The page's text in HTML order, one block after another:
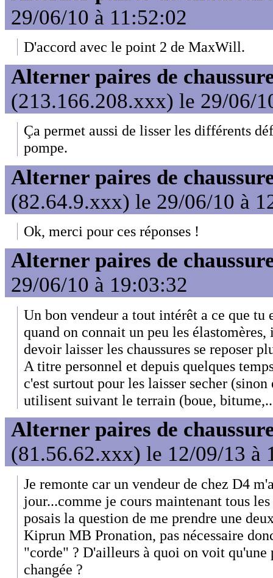
29/06/10 à 11:52:02
D'accord avec le point 2 de MaxWill.
Alterner paires de
(213.166.208.xxx) le 29/06/
Ça permet aussi de lisser les différents
pompe.
Alterner paires de
(82.64.9.xxx) le 29/06/10 à
Ok, merci pour ces réponses !
Alterner paires de
29/06/10 à 19:03:32
Un bon vendeur a tout intérêt a ce que tu
quand on connait un peu les
devoir laisser les chaussures se reposer
A titre personnel et depuis quelques
c'est surtout pour les laisser secher
utilisent suivant le terrain (boue,
Alterner paires de
(81.56.62.xxx) le 12/09/13 à
Je remonte car un vendeur de chez D4
jour...comme je cours maintenant tous
posais la question de me prendre une
Kiprun MB Pronation, pas nécessaire
"corde" ? D'ailleurs à quoi on voit qu'une
changée ?